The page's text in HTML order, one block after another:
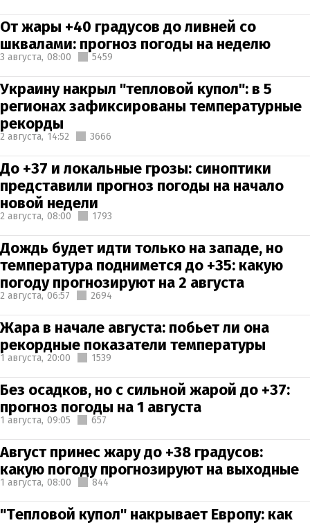
От жары +40 градусов до ливней со
шквалами: прогноз погоды на неделю
3 августа, 08:00 5459
Украину накрыл "тепловой купол": в 5
регионах зафиксированы температурные
рекорды
2 августа, 14:52 3666
До +37 и локальные грозы: синоптики
представили прогноз погоды на начало
новой недели
2 августа, 08:00 1793
Дождь будет идти только на западе, но
температура поднимется до +35: какую
погоду прогнозируют на 2 августа
2 августа, 06:57 2694
Жара в начале августа: побьет ли она
рекордные показатели температуры
1 августа, 20:00 1539
Без осадков, но с сильной жарой до +37:
прогноз погоды на 1 августа
1 августа, 09:05 657
Август принес жару до +38 градусов:
какую погоду прогнозируют на выходные
1 августа, 08:00 844
"Тепловой купол" накрывает Европу: как